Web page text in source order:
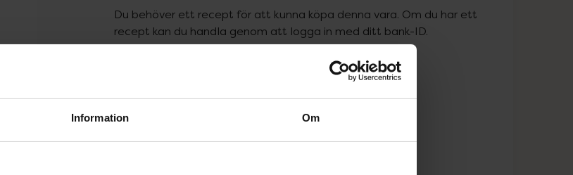
Information Om
Du behöver ett recept för att kunna köpa denna vara. Om du har ett
recept kan du handla genom att logga in med ditt bank-ID.
Pris med recept
584,33 kr